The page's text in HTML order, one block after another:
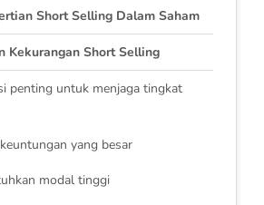
Short Selling Dalam Saham
Kekurangan Short Selling
penting untuk menjaga tingkat
yang besar
modal tinggi